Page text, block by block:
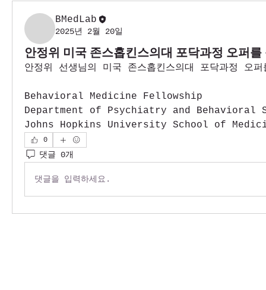
BMedLab
2025년 2월 20일
안정위 미국 존스홉킨스의대 포닥과정 오퍼를
안정위 선생님의 미국 존스홉킨스의대 포닥과정 오
Behavioral Medicine Fellowship
Department of Psychiatry and Behavioral
Johns Hopkins University School of
0
댓글 0개
댓글을 입력하세요.